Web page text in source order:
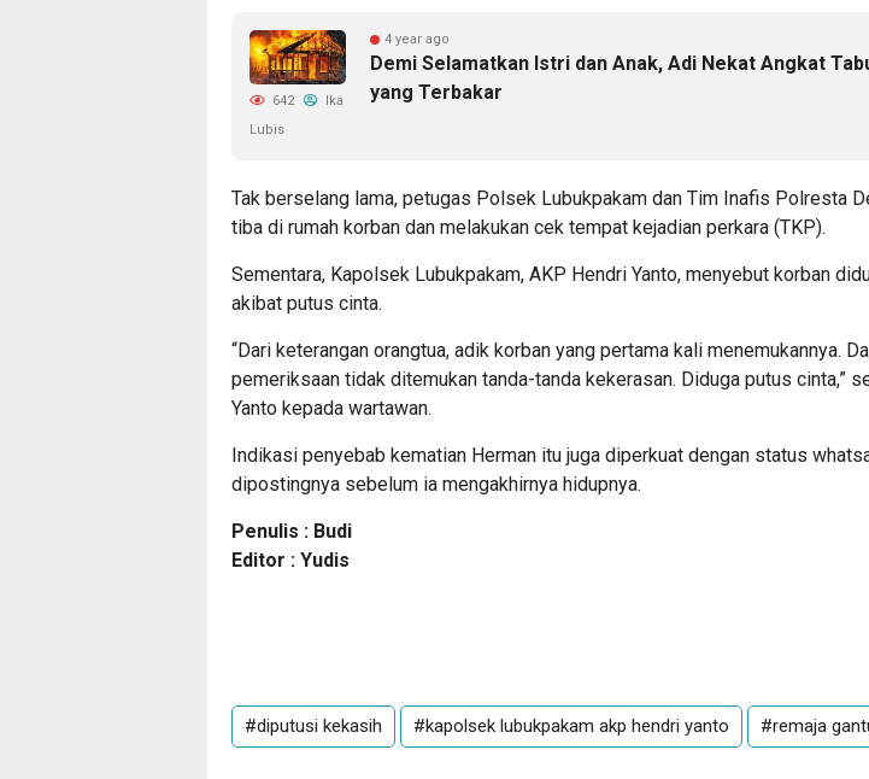
4 year ago
Demi Selamatkan Istri dan Anak, Adi Nekat Angkat
yang Terbakar
642
Ika
Lubis
Tak berselang lama, petugas Polsek Lubukpakam dan Tim Inafis Polresta
tiba di rumah korban dan melakukan cek tempat kejadian perkara (TKP).
Sementara, Kapolsek Lubukpakam, AKP Hendri Yanto, menyebut korban
akibat putus cinta.
“Dari keterangan orangtua, adik korban yang pertama kali menemukannya.
pemeriksaan tidak ditemukan tanda-tanda kekerasan. Diduga putus cinta,”
Yanto kepada wartawan.
Indikasi penyebab kematian Herman itu juga diperkuat dengan status
dipostingnya sebelum ia mengakhirnya hidupnya.
Penulis : Budi
Editor : Yudis
#diputusi kekasih #kapolsek lubukpakam akp hendri yanto #remaja